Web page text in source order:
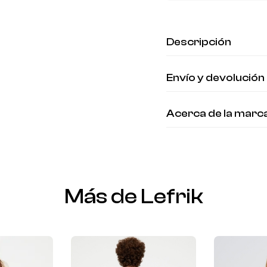
Descripción
Envío y devolución
Acerca de la
Más de Lefrik